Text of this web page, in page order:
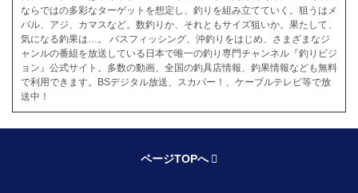
ならではの多彩なターゲットを想定し、釣りを組み立てていく。狙うはメ
バル、アジ、カマスなど。数釣りか、それともサイズ狙いか。果たして、
気になる釣果は…。 バスフィッシング、沖釣りをはじめ、さまざまなジ
ャンルの番組を放送している日本で唯一の釣り専門チャンネル『釣りビジ
ョン』公式サイト。多数の動画、全国の釣具店情報、釣果情報なども無料
で利用できます。BSデジタル放送、スカパー！、ケーブルテレビ等で放
送中！
ページTOPへ